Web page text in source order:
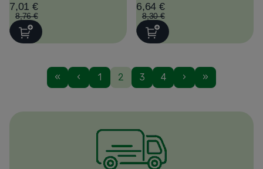
7,01 €
8,76 €
6,64 €
8,30 €
« ‹ 1 2 3 4 › »